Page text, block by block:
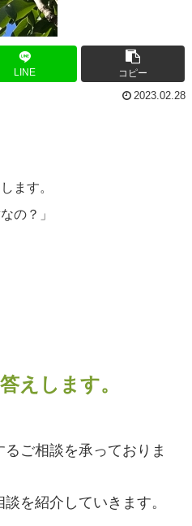
LINE
コピー
2023.02.28
ます。
の？」
えします。
ご相談を承っておりま
を紹介していきます。